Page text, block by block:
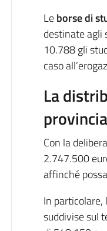
Leborse di
destinate agli
10.788 gli
caso
La
provincia
Con la
2.747.500
affinché
In particolare,
suddivise sul